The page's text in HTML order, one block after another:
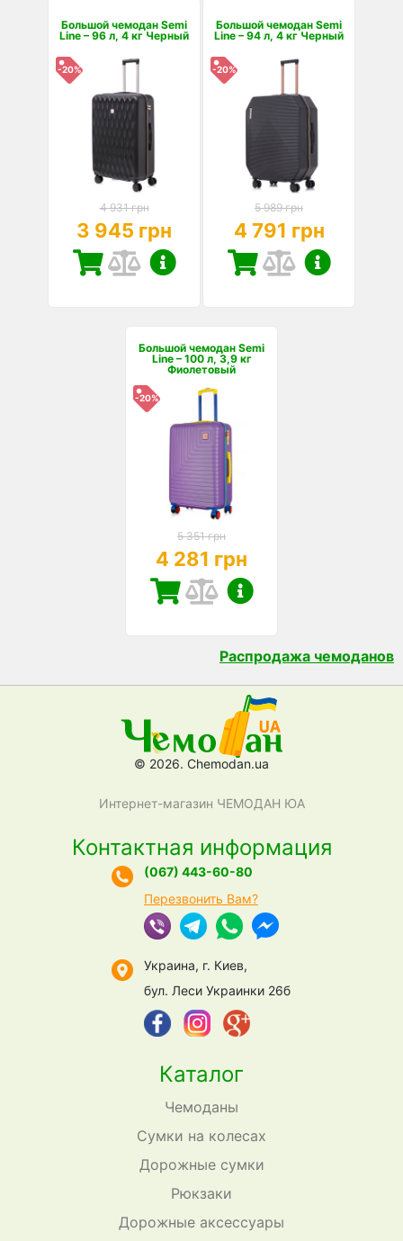
Большой чемодан Semi
Line – 96 л, 4 кг Черный
-20%
4 931 грн
3 945 грн
Большой чемодан Semi
Line – 94 л, 4 кг Черный
-20%
5 989 грн
4 791 грн
Большой чемодан Semi
Line – 100 л, 3,9 кг
Фиолетовый
-20%
5 351 грн
4 281 грн
Распродажа чемоданов
© 2026. Chemodan.ua
Интернет-магазин ЧЕМОДАН ЮА
Каталог
Чемоданы
Сумки на колесах
Дорожные сумки
Рюкзаки
Дорожные аксессуары
Контактная информация
(067) 443-60-80
Перезвонить Вам?
Украина, г. Киев,
бул. Леси Украинки 26б